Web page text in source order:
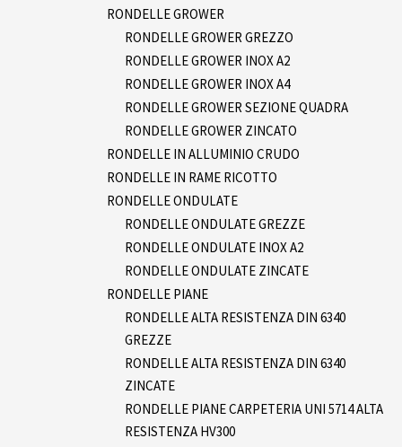
RONDELLE GROWER
RONDELLE GROWER GREZZO
RONDELLE GROWER INOX A2
RONDELLE GROWER INOX A4
RONDELLE GROWER SEZIONE QUADRA
RONDELLE GROWER ZINCATO
RONDELLE IN ALLUMINIO CRUDO
RONDELLE IN RAME RICOTTO
RONDELLE ONDULATE
RONDELLE ONDULATE GREZZE
RONDELLE ONDULATE INOX A2
RONDELLE ONDULATE ZINCATE
RONDELLE PIANE
RONDELLE ALTA RESISTENZA DIN 6340
GREZZE
RONDELLE ALTA RESISTENZA DIN 6340
ZINCATE
RONDELLE PIANE CARPETERIA UNI 5714 ALTA
RESISTENZA HV300